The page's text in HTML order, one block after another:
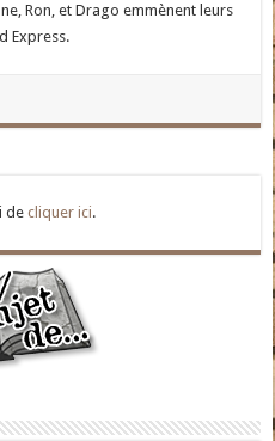
Ron, et Drago emmènent leurs
Express.
decliquer ici.